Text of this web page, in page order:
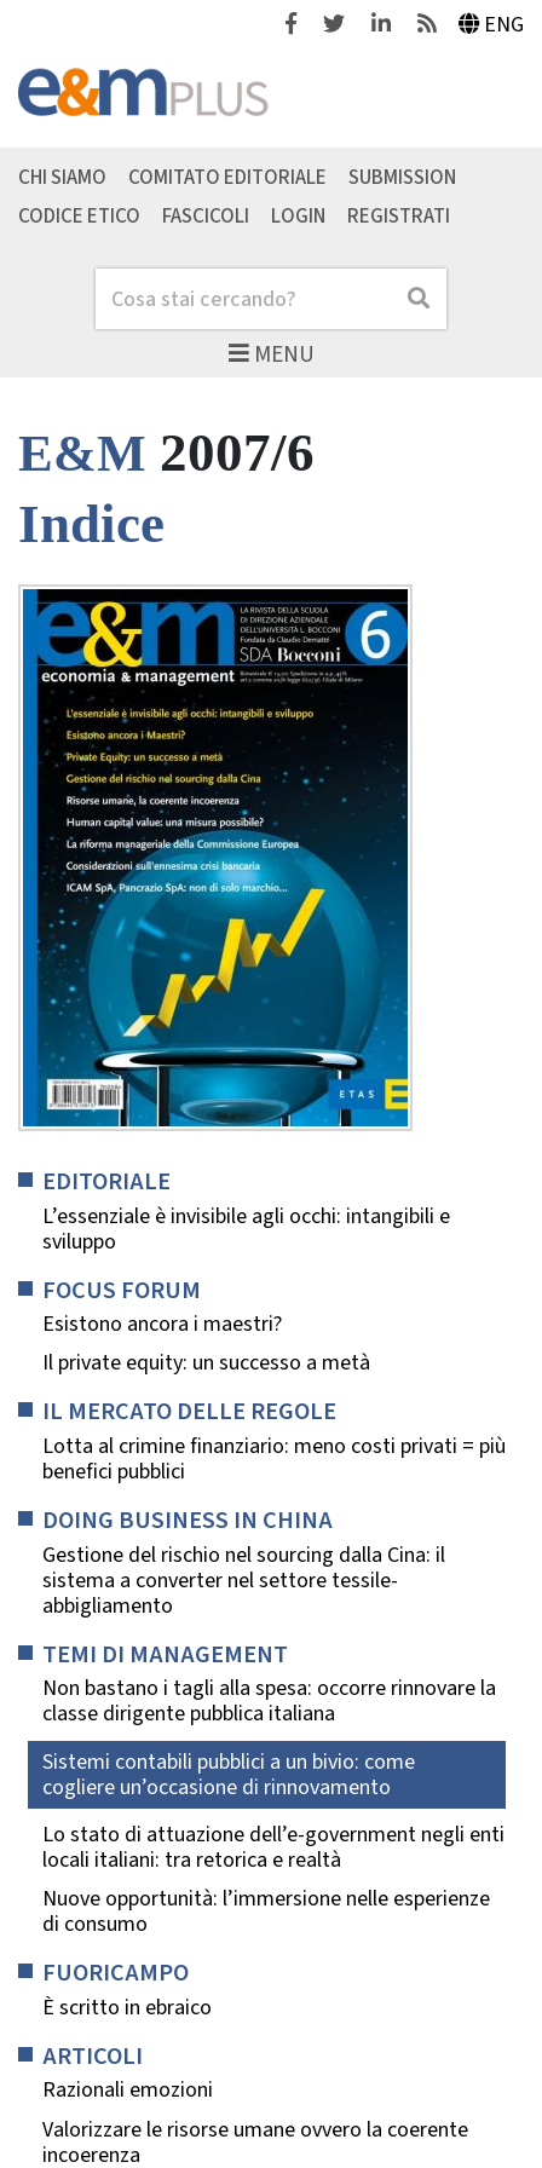
FacebookTwitterLinkedinFeeds ENG
MENU
Cerca Cerca
CHI SIAMO COMITATO EDITORIALE
SUBMISSION
CODICE ETICO
FASCICOLI LOGIN REGISTRATI
E&M 2007/6
Indice
EDITORIALE
L’essenziale è invisibile agli occhi: intangibili e
sviluppo
FOCUS FORUM
Esistono ancora i maestri?
Il private equity: un successo a metà
IL MERCATO DELLE REGOLE
Lotta al crimine finanziario: meno costi privati = più
benefici pubblici
DOING BUSINESS IN CHINA
Gestione del rischio nel sourcing dalla Cina: il
sistema a converter nel settore tessile-
abbigliamento
TEMI DI MANAGEMENT
Non bastano i tagli alla spesa: occorre rinnovare la
classe dirigente pubblica italiana
Sistemi contabili pubblici a un bivio: come
cogliere un’occasione di rinnovamento
Lo stato di attuazione dell’e-government negli enti
locali italiani: tra retorica e realtà
Nuove opportunità: l’immersione nelle esperienze
di consumo
FUORICAMPO
È scritto in ebraico
ARTICOLI
Razionali emozioni
Valorizzare le risorse umane ovvero la coerente
incoerenza